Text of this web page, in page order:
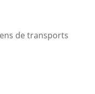
de transports